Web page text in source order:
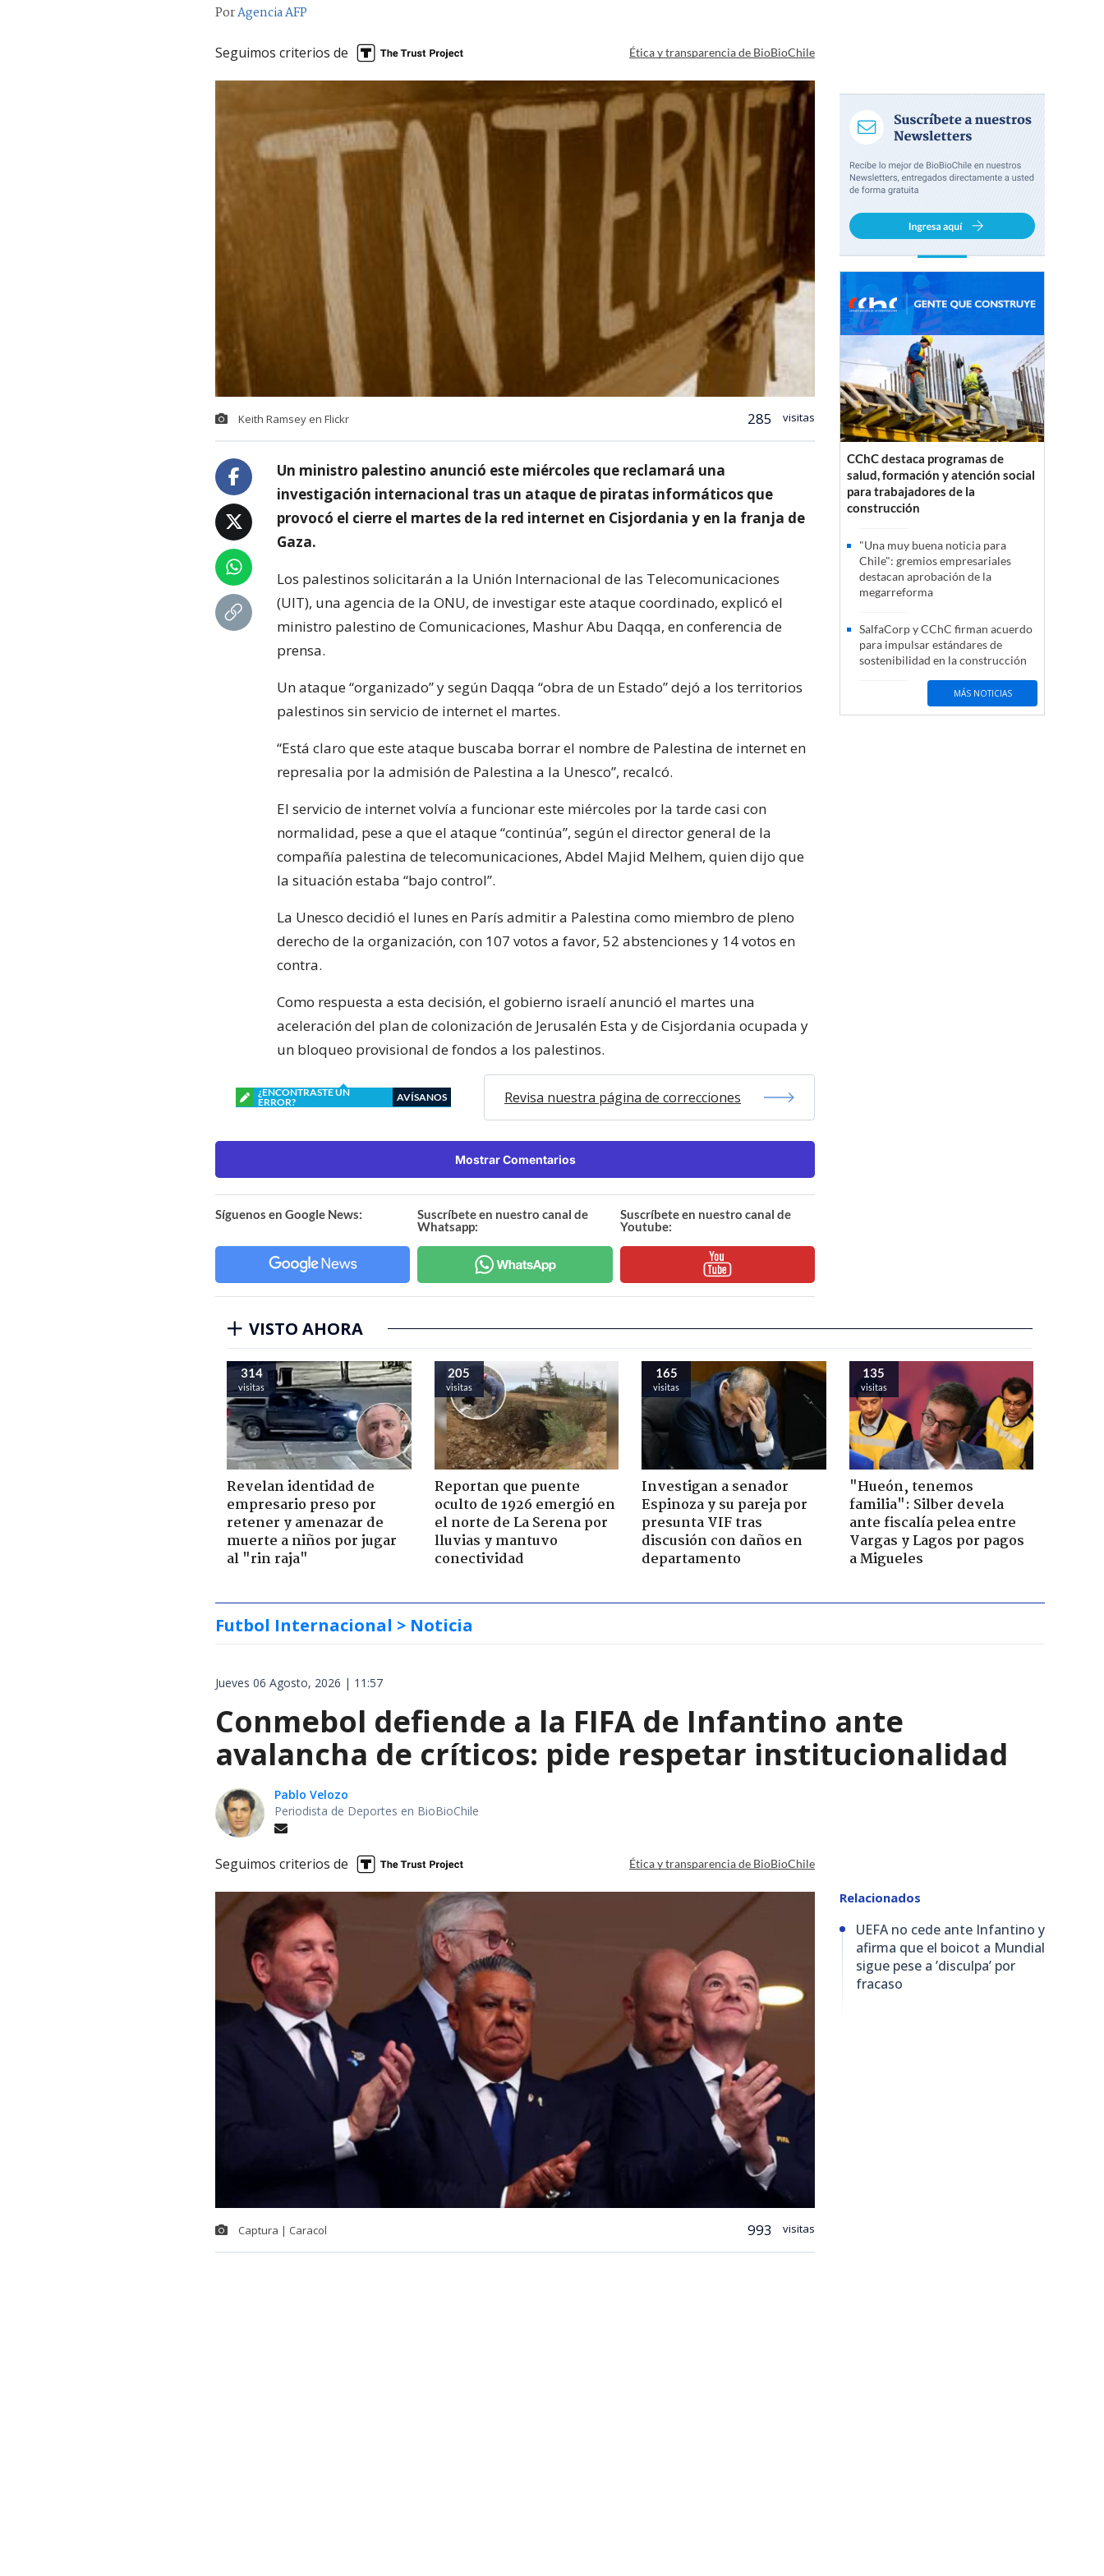
PorAgencia AFP
Seguimos criterios de Ética y transparencia de BioBioChile
Keith Ramsey en Flickr 285 visitas
Un ministro palestino anunció este miércoles que reclamará una
investigación internacional tras un ataque de piratas informáticos que
provocó el cierre el martes de la red internet en Cisjordania y en la franja de
Gaza.
Los palestinos solicitarán a la Unión Internacional de las Telecomunicaciones
(UIT), una agencia de la ONU, de investigar este ataque coordinado, explicó el
ministro palestino de Comunicaciones, Mashur Abu Daqqa, en conferencia de
prensa.
Un ataque “organizado” y según Daqqa “obra de un Estado” dejó a los territorios
palestinos sin servicio de internet el martes.
“Está claro que este ataque buscaba borrar el nombre de Palestina de internet en
represalia por la admisión de Palestina a la Unesco”, recalcó.
El servicio de internet volvía a funcionar este miércoles por la tarde casi con
normalidad, pese a que el ataque “continúa”, según el director general de la
compañía palestina de telecomunicaciones, Abdel Majid Melhem, quien dijo que
la situación estaba “bajo control”.
La Unesco decidió el lunes en París admitir a Palestina como miembro de pleno
derecho de la organización, con 107 votos a favor, 52 abstenciones y 14 votos en
contra.
Como respuesta a esta decisión, el gobierno israelí anunció el martes una
aceleración del plan de colonización de Jerusalén Esta y de Cisjordania ocupada y
un bloqueo provisional de fondos a los palestinos.
¿ENCONTRASTE UN
ERROR?
AVÍSANOS Revisa nuestra página de correcciones
Mostrar Comentarios
Síguenos en Google News:
Suscríbete en nuestro canal de
Whatsapp:
Suscríbete en nuestro canal de
Youtube:
CChC destaca programas de
salud, formación y atención social
para trabajadores de la
construcción
"Una muy buena noticia para
Chile": gremios empresariales
destacan aprobación de la
megarreforma
SalfaCorp y CChC firman acuerdo
para impulsar estándares de
sostenibilidad en la construcción
MÁS NOTICIAS
VISTO AHORA
314
visitas
Revelan identidad de
empresario preso por
retener y amenazar de
muerte a niños por jugar
al "rin raja"
205
visitas
Reportan que puente
oculto de 1926 emergió en
el norte de La Serena por
lluvias y mantuvo
conectividad
165
visitas
Investigan a senador
Espinoza y su pareja por
presunta VIF tras
discusión con daños en
departamento
135
visitas
"Hueón, tenemos
familia": Silber devela
ante fiscalía pelea entre
Vargas y Lagos por pagos
a Migueles
Futbol Internacional > Noticia
Jueves 06 Agosto, 2026 | 11:57
Conmebol defiende a la FIFA de Infantino ante
avalancha de críticos: pide respetar institucionalidad
Pablo Velozo
Periodista de Deportes en BioBioChile
Seguimos criterios de Ética y transparencia de BioBioChile
Captura | Caracol 993 visitas
Relacionados
UEFA no cede ante Infantino y
afirma que el boicot a Mundial
sigue pese a ’disculpa’ por
fracaso